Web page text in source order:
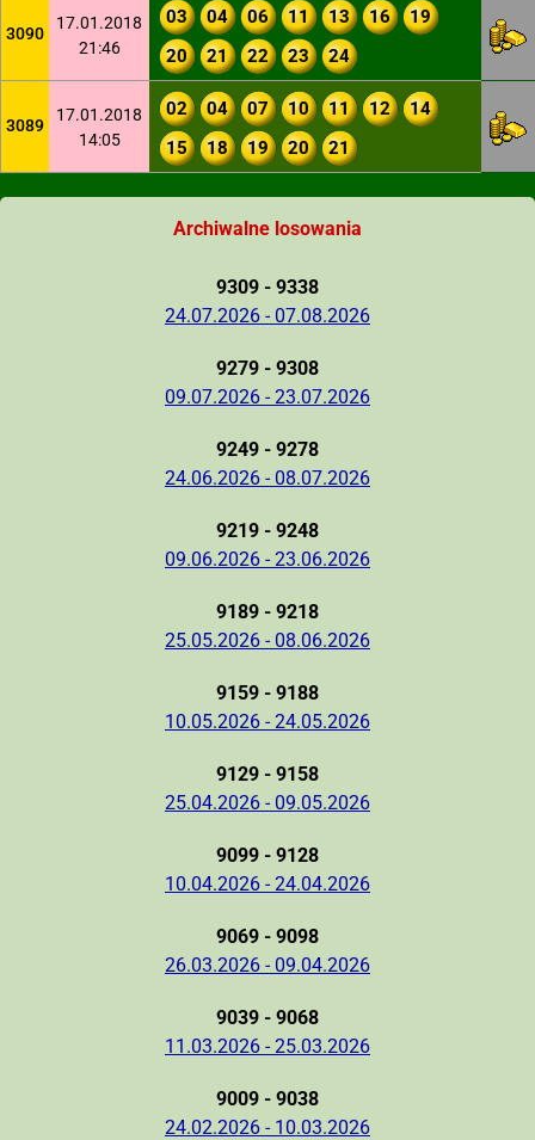
3090
17.01.2018
21:46
03 04 06 11 13 16
19
20
21 22 23 24
3089
17.01.2018
14:05
02 04 07 10 11 12
14
15
18 19 20 21
Archiwalne losowania
9309 - 9338
24.07.2026 - 07.08.2026
9279 - 9308
09.07.2026 - 23.07.2026
9249 - 9278
24.06.2026 - 08.07.2026
9219 - 9248
09.06.2026 - 23.06.2026
9189 - 9218
25.05.2026 - 08.06.2026
9159 - 9188
10.05.2026 - 24.05.2026
9129 - 9158
25.04.2026 - 09.05.2026
9099 - 9128
10.04.2026 - 24.04.2026
9069 - 9098
26.03.2026 - 09.04.2026
9039 - 9068
11.03.2026 - 25.03.2026
9009 - 9038
24.02.2026 - 10.03.2026